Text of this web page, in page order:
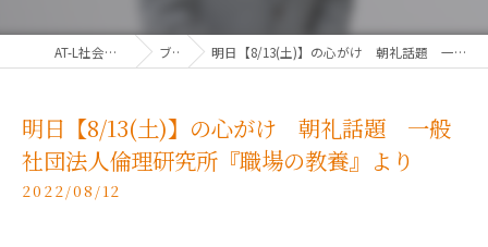
AT-L社会保険労務士法人 ブログ 明日【8/13(土)】の心がけ 朝礼話題 一般社団法人倫理研究所『職場の教養』より
明日【8/13(土)】の心がけ 朝礼話題 一般
社団法人倫理研究所『職場の教養』より
2022/08/12